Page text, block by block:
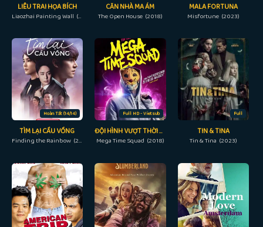
LIÊU TRAI HỌA BÍCH
Liaozhai Painting Wall (2023)
CĂN NHÀ MA ÁM
The Open House (2018)
MALA FORTUNA
Misfortune (2023)
Hoàn Tất (14/14)
TÌM LẠI CẦU VỒNG
Finding the Rainbow (2022)
Full HD - Vietsub
ĐỘI HÌNH VƯỢT THỜI GIAN
Mega Time Squad (2018)
Full
TIN & TINA
Tin & Tina (2023)